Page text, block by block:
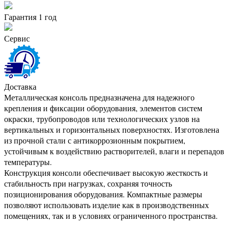
Гарантия 1 год
Сервис
Доставка
Металлическая консоль предназначена для надежного
крепления и фиксации оборудования, элементов систем
окраски, трубопроводов или технологических узлов на
вертикальных и горизонтальных поверхностях. Изготовлена
из прочной стали с антикоррозионным покрытием,
устойчивым к воздействию растворителей, влаги и перепадов
температуры.
Конструкция консоли обеспечивает высокую жесткость и
стабильность при нагрузках, сохраняя точность
позиционирования оборудования. Компактные размеры
позволяют использовать изделие как в производственных
помещениях, так и в условиях ограниченного пространства.